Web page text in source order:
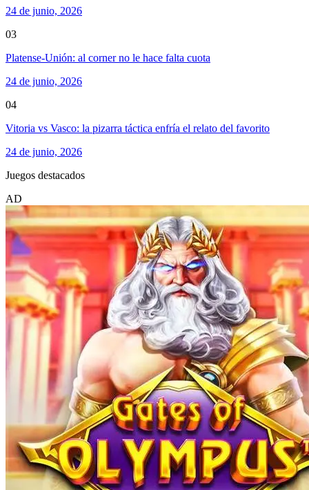
24 de junio, 2026
03
Platense-Unión: al corner no le hace falta cuota
24 de junio, 2026
04
Vitoria vs Vasco: la pizarra táctica enfría el relato del favorito
24 de junio, 2026
Juegos destacados
AD